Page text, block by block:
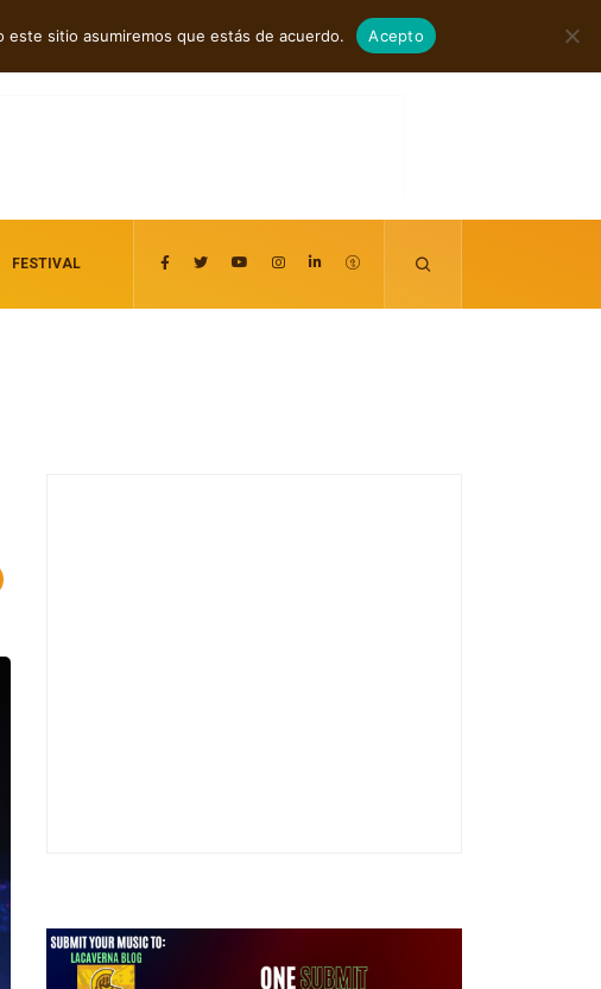
agosto 7, 2026
FESTIVAL
este sitio asumiremos que estás de acuerdo. Acepto